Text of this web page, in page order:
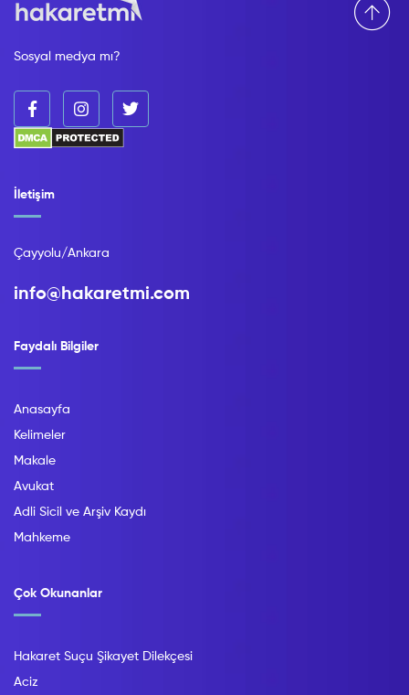
Sosyal medya mı?
Faydalı Bilgiler
Anasayfa
Kelimeler
Makale
Avukat
Adli Sicil ve Arşiv Kaydı
Mahkeme
Çok Okunanlar
Hakaret Suçu Şikayet Dilekçesi
Aciz
İletişim
Çayyolu/Ankara
info@hakaretmi.com